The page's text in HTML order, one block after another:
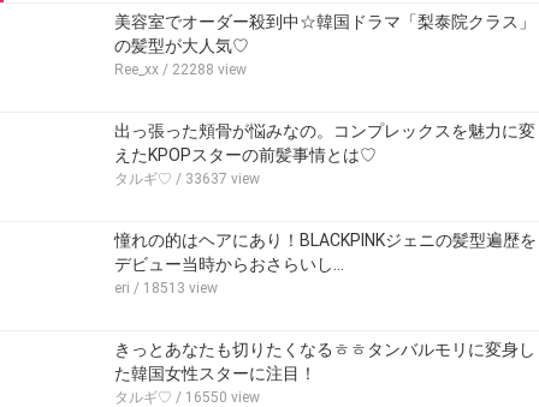
美容室でオーダー殺到中☆韓国ドラマ「梨泰院クラス」
の髪型が大人気♡
Ree_xx / 22288 view
出っ張った頬骨が悩みなの。コンプレックスを魅力に変
えたKPOPスターの前髪事情とは♡
タルギ♡ / 33637 view
憧れの的はヘアにあり！BLACKPINKジェニの髪型遍歴を
デビュー当時からおさらいし…
eri / 18513 view
きっとあなたも切りたくなるㅎㅎタンバルモリに変身し
た韓国女性スターに注目！
タルギ♡ / 16550 view